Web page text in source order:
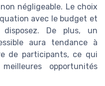
négligeable. Le choix
avec le budget et
De plus, un
aura tendance à
de participants, ce qui
opportunités